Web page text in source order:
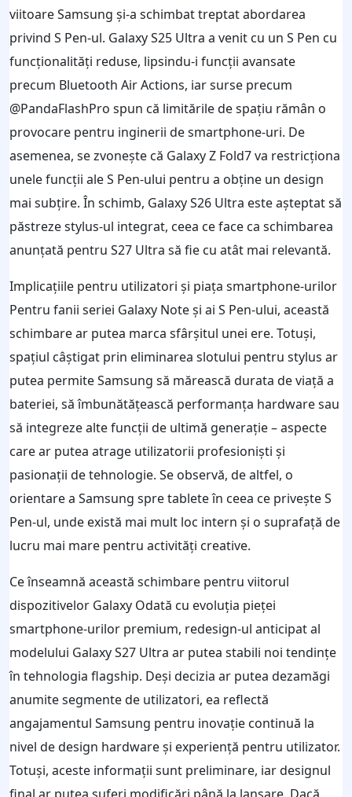
viitoare Samsung și-a schimbat treptat abordarea
privind S Pen-ul. Galaxy S25 Ultra a venit cu un S Pen cu
funcționalități reduse, lipsindu-i funcții avansate
precum Bluetooth Air Actions, iar surse precum
@PandaFlashPro spun că limitările de spațiu rămân o
provocare pentru inginerii de smartphone-uri. De
asemenea, se zvonește că Galaxy Z Fold7 va restricționa
unele funcții ale S Pen-ului pentru a obține un design
mai subțire. În schimb, Galaxy S26 Ultra este așteptat să
păstreze stylus-ul integrat, ceea ce face ca schimbarea
anunțată pentru S27 Ultra să fie cu atât mai relevantă.
Implicațiile pentru utilizatori și piața smartphone-urilor
Pentru fanii seriei Galaxy Note și ai S Pen-ului, această
schimbare ar putea marca sfârșitul unei ere. Totuși,
spațiul câștigat prin eliminarea slotului pentru stylus ar
putea permite Samsung să mărească durata de viață a
bateriei, să îmbunătățească performanța hardware sau
să integreze alte funcții de ultimă generație – aspecte
care ar putea atrage utilizatorii profesioniști și
pasionații de tehnologie. Se observă, de altfel, o
orientare a Samsung spre tablete în ceea ce privește S
Pen-ul, unde există mai mult loc intern și o suprafață de
lucru mai mare pentru activități creative.
Ce înseamnă această schimbare pentru viitorul
dispozitivelor Galaxy Odată cu evoluția pieței
smartphone-urilor premium, redesign-ul anticipat al
modelului Galaxy S27 Ultra ar putea stabili noi tendințe
în tehnologia flagship. Deși decizia ar putea dezamăgi
anumite segmente de utilizatori, ea reflectă
angajamentul Samsung pentru inovație continuă la
nivel de design hardware și experiență pentru utilizator.
Totuși, aceste informații sunt preliminare, iar designul